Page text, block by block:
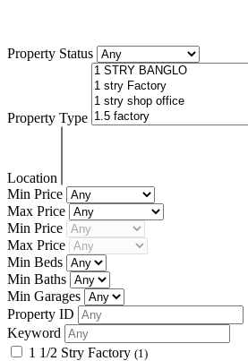
Property Status
Property Type
Location
Min Price
Max Price
Min Price
Max Price
Min Beds
Min Baths
Min Garages
Property ID
Keyword
1 1/2 Stry Factory (1)